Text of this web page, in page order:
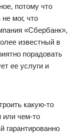
потому что
мог, что
«Сбербанк»,
известный в
порадовать
ее услуги и
какую-то
чем-то
гарантированно